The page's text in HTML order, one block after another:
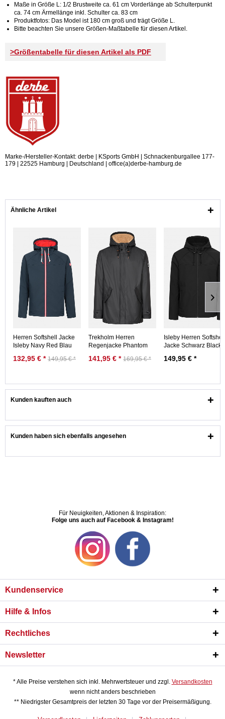
Maße in Größe L: 1/2 Brustweite ca. 61 cm Vorderlänge ab Schulterpunkt
ca. 74 cm Ärmellänge inkl. Schulter ca. 83 cm
Produktfotos: Das Model ist 180 cm groß und trägt Größe L.
Bitte beachten Sie unsere Größen-Maßtabelle für diesen Artikel.
>Größentabelle für diesen Artikel als PDF
Marke-/Hersteller-Kontakt: derbe | KSports GmbH | Schnackenburgallee 177-
179 | 22525 Hamburg | Deutschland | office(a)derbe-hamburg.de
Ähnliche Artikel
Herren Softshell Jacke
Isleby Navy Red Blau
132,95 € * 149,95 € *
Trekholm Herren
Regenjacke Phantom
Gefüttert
141,95 € * 169,95 € *
Isleby Herren Softshell
Jacke Schwarz Black
149,95 € *
Kunden kauften auch
Kunden haben sich ebenfalls angesehen
Für Neuigkeiten, Aktionen & Inspiration:
Folge uns auch auf Facebook & Instagram!
Kundenservice
Hilfe & Infos
Rechtliches
Newsletter
* Alle Preise verstehen sich inkl. Mehrwertsteuer und zzgl. Versandkosten
wenn nicht anders beschrieben
** Niedrigster Gesamtpreis der letzten 30 Tage vor der Preisermäßigung.